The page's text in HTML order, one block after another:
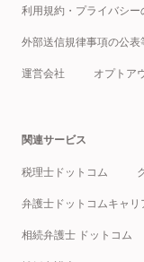
利用規約・プライバシー
外部送信規律事項の公表
運営会社 オプトア
関連サービス
税理士ドットコム
弁護士ドットコムキャリ
相続弁護士 ドットコム